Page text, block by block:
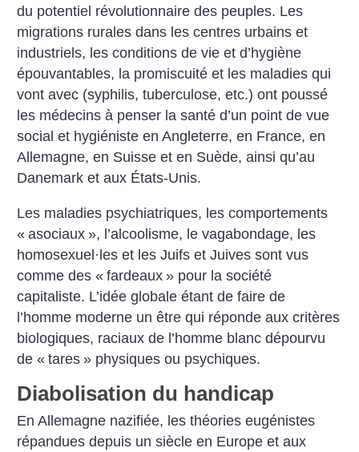
du potentiel révolutionnaire des peuples. Les
migrations rurales dans les centres urbains et
industriels, les conditions de vie et d’hygiène
épouvantables, la promiscuité et les maladies qui
vont avec (syphilis, tuberculose, etc.) ont poussé
les médecins à penser la santé d’un point de vue
social et hygiéniste en Angleterre, en ­France, en
Allemagne, en Suisse et en Suède, ainsi qu’au
Danemark et aux États-Unis.
Les maladies psychiatriques, les comportements
« asociaux », l’alcoolisme, le vagabondage, les
homosexuel·les et les Juifs et Juives sont vus
comme des « fardeaux » pour la société
capitaliste. L’idée globale étant de faire de
l’homme moderne un être qui réponde aux critères
biologiques, raciaux de l’homme blanc dépourvu
de « tares » physiques ou psychiques.
Diabolisation du handicap
En Allemagne nazifiée, les théories eugénistes
répandues depuis un siècle en Europe et aux